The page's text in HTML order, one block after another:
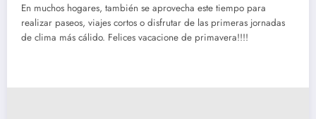
En muchos hogares, también se aprovecha este tiempo para
realizar paseos, viajes cortos o disfrutar de las primeras jornadas
de clima más cálido. Felices vacacione de primavera!!!!